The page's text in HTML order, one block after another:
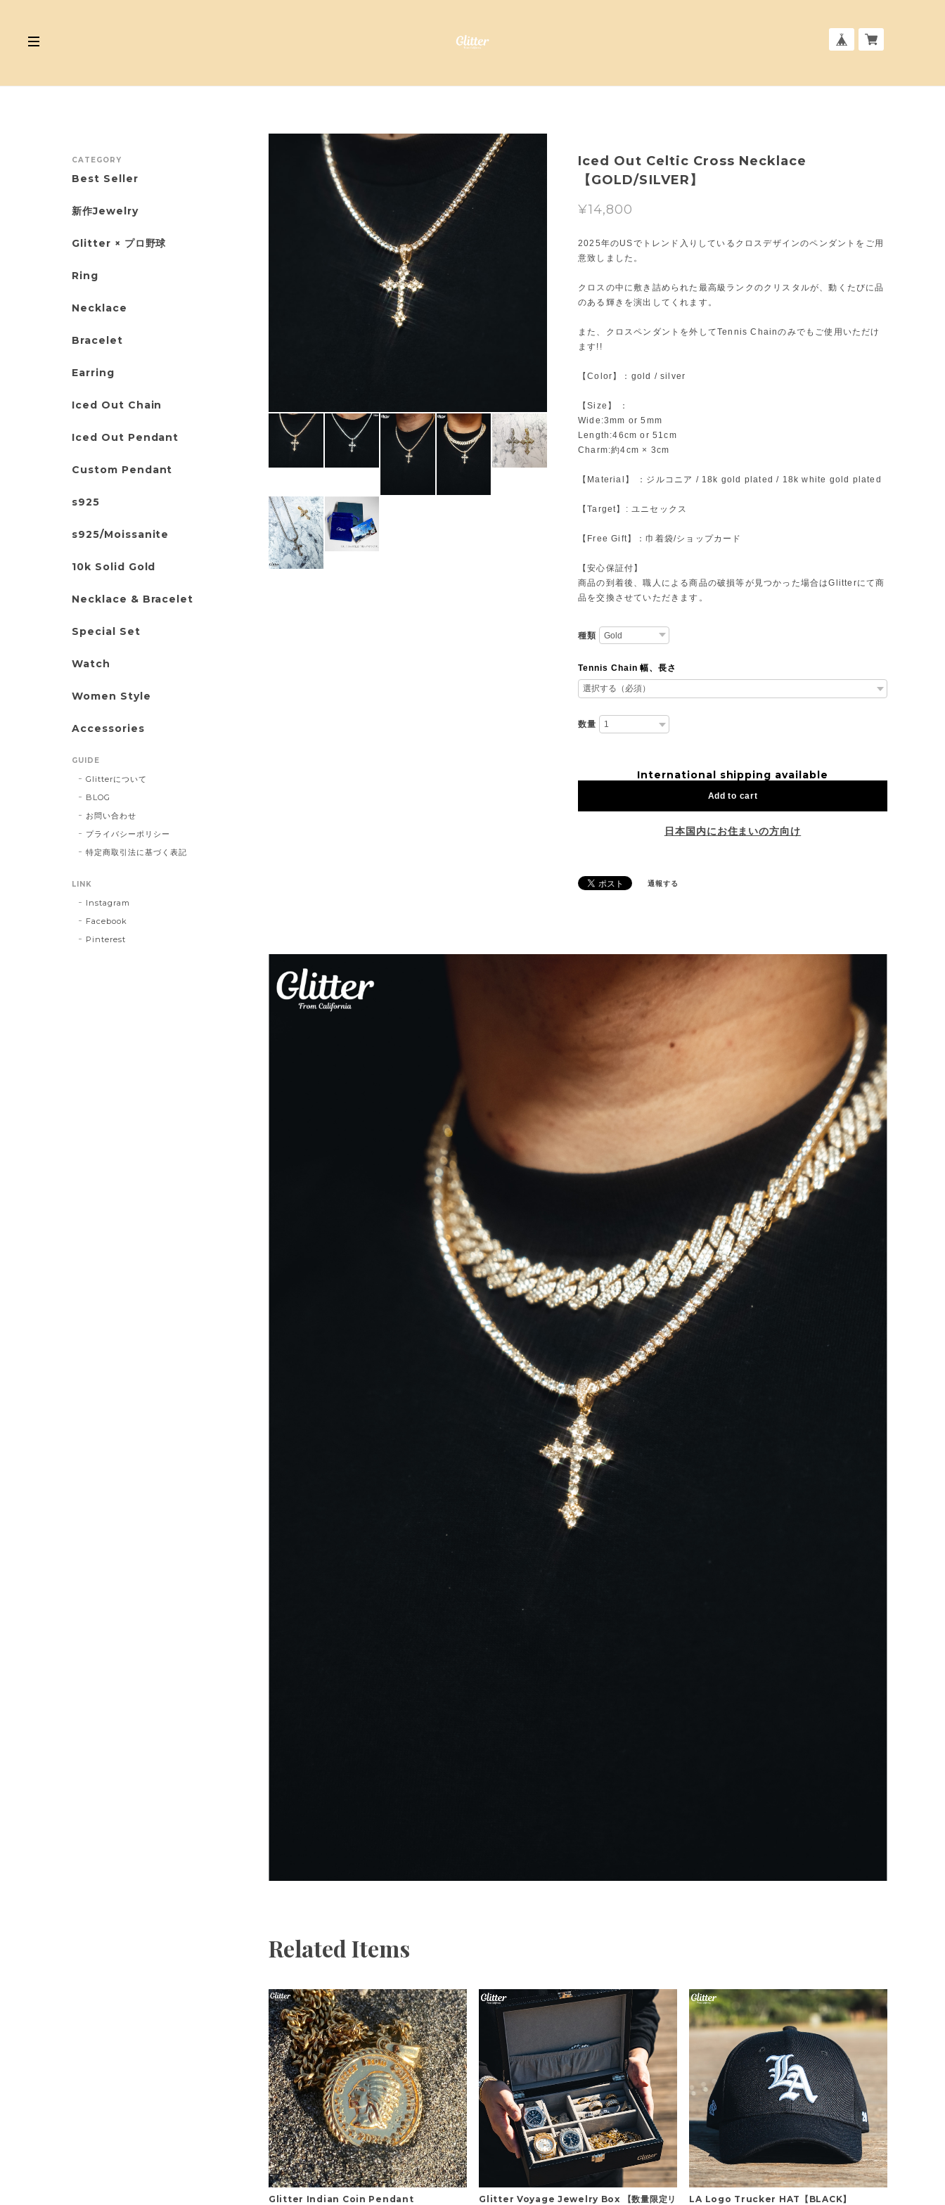
Iced Out Celtic Cross Necklace
【GOLD/SILVER】
¥14,800
2025年のUSでトレンド入りしているクロスデザインのペンダントをご用
意致しました。
クロスの中に敷き詰められた最高級ランクのクリスタルが、動くたびに品
のある輝きを演出してくれます。
また、クロスペンダントを外してTennis Chainのみでもご使用いただけ
ます!!
【Color】：gold / silver
【Size】 ：
Wide:3mm or 5mm
Length:46cm or 51cm
Charm:約4cm × 3cm
【Material】 ：ジルコニア / 18k gold plated / 18k white gold plated
【Target】: ユニセックス
【Free Gift】：巾着袋/ショップカード
【安心保証付】
商品の到着後、職人による商品の破損等が見つかった場合はGlitterにて商
品を交換させていただきます。
種類
Tennis Chain 幅、長さ
数量
International shipping available
Add to cart
日本国内にお住まいの方向け
通報する
Related Items
Glitter Indian Coin Pendant
Glitter Voyage Jewelry Box 【数量限定リ
LA Logo Trucker HAT【BLACK】
CATEGORY
Best Seller
新作Jewelry
Glitter × プロ野球
Ring
Necklace
Bracelet
Earring
Iced Out Chain
Iced Out Pendant
Custom Pendant
s925
s925/Moissanite
10k Solid Gold
Necklace & Bracelet
Special Set
Watch
Women Style
Accessories
GUIDE
Glitterについて
BLOG
お問い合わせ
プライバシーポリシー
特定商取引法に基づく表記
LINK
Instagram
Facebook
Pinterest